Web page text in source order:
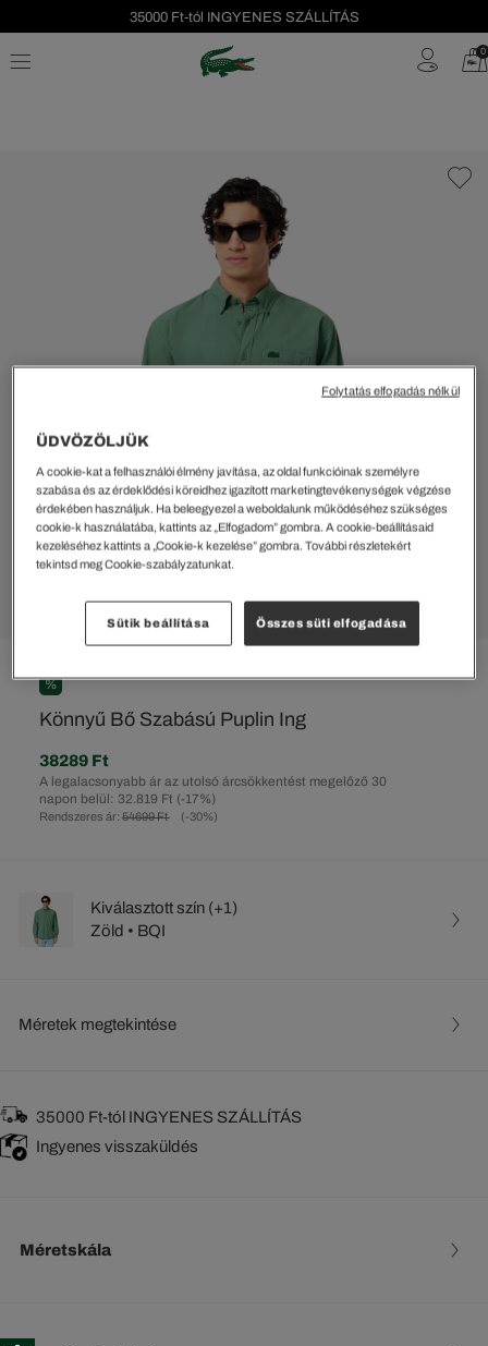
35000 Ft-tól INGYENES SZÁLLÍTÁS
Szezonális leárazás akár -40%! 0
%
Könnyű Bő Szabású Puplin Ing
Rendszeres ár: 54699 Ft (-30%)
A legalacsonyabb ár az utolsó árcsökkentést megelőző 30
napon belül: 32.819 Ft (-17%)
38289 Ft
Kiválasztott szín (+1)
Zöld • BQI
Méretek megtekintése
35000 Ft-tól INGYENES SZÁLLÍTÁS
Ingyenes visszaküldés
Méretskála
ÜDVÖZÖLJÜK
A cookie-kat a felhasználói élmény javítása, az oldal funkcióinak személyre
szabása és az érdeklődési köreidhez igazított marketingtevékenységek végzése
érdekében használjuk. Ha beleegyezel a weboldalunk működéséhez szükséges
cookie-k használatába, kattints az „Elfogadom” gombra. A cookie-beállításaid
kezeléséhez kattints a „Cookie-k kezelése” gombra. További részletekért
tekintsd meg Cookie-szabályzatunkat.
Sütik beállítása Összes süti elfogadása
Folytatás elfogadás nélkül